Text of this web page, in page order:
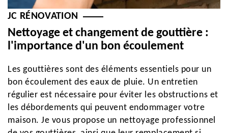
JC RÉNOVATION
Nettoyage et changement de gouttière :
l'importance d'un bon écoulement
Les gouttières sont des éléments essentiels pour un
bon écoulement des eaux de pluie. Un entretien
régulier est nécessaire pour éviter les obstructions et
les débordements qui peuvent endommager votre
maison. Je vous propose un nettoyage professionnel